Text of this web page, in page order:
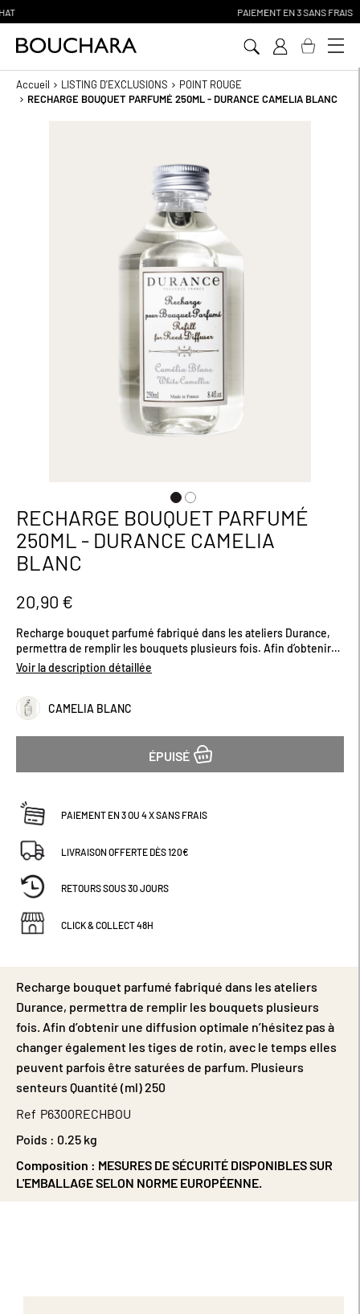
PAIEMENT EN 3 SANS FRAIS
Accueil LISTING D'EXCLUSIONS
POINT ROUGE
RECHARGE BOUQUET PARFUMÉ 250ML - DURANCE CAMELIA BLANC
Passer
au
début
de
la
d’images
RECHARGE BOUQUET PARFUMÉ
250ML - DURANCE CAMELIA
BLANC
20,90 €
Recharge bouquet parfumé fabriqué dans les ateliers Durance,
permettra de remplir les bouquets plusieurs fois. Afin d’obtenir
une diffusion optimale n’hésitez pas à changer également les
tiges de rotin, avec le temps elles peuvent parfois être saturées
de parfum. Plusieurs senteurs Quantité (ml) 250
Voir la description détaillée
CAMELIA BLANC
ÉPUISÉ
PAIEMENT EN 3 OU 4 X SANS FRAIS
LIVRAISON OFFERTE DÈS 120€
RETOURS SOUS 30 JOURS
CLICK & COLLECT 48H
Recharge bouquet parfumé fabriqué dans les ateliers
Durance, permettra de remplir les bouquets plusieurs
fois. Afin d’obtenir une diffusion optimale n’hésitez pas à
changer également les tiges de rotin, avec le temps elles
peuvent parfois être saturées de parfum. Plusieurs
senteurs Quantité (ml) 250
Ref P6300RECHBOU
Poids : 0.25 kg
Composition : MESURES DE SÉCURITÉ DISPONIBLES SUR
L'EMBALLAGE SELON NORME EUROPÉENNE.